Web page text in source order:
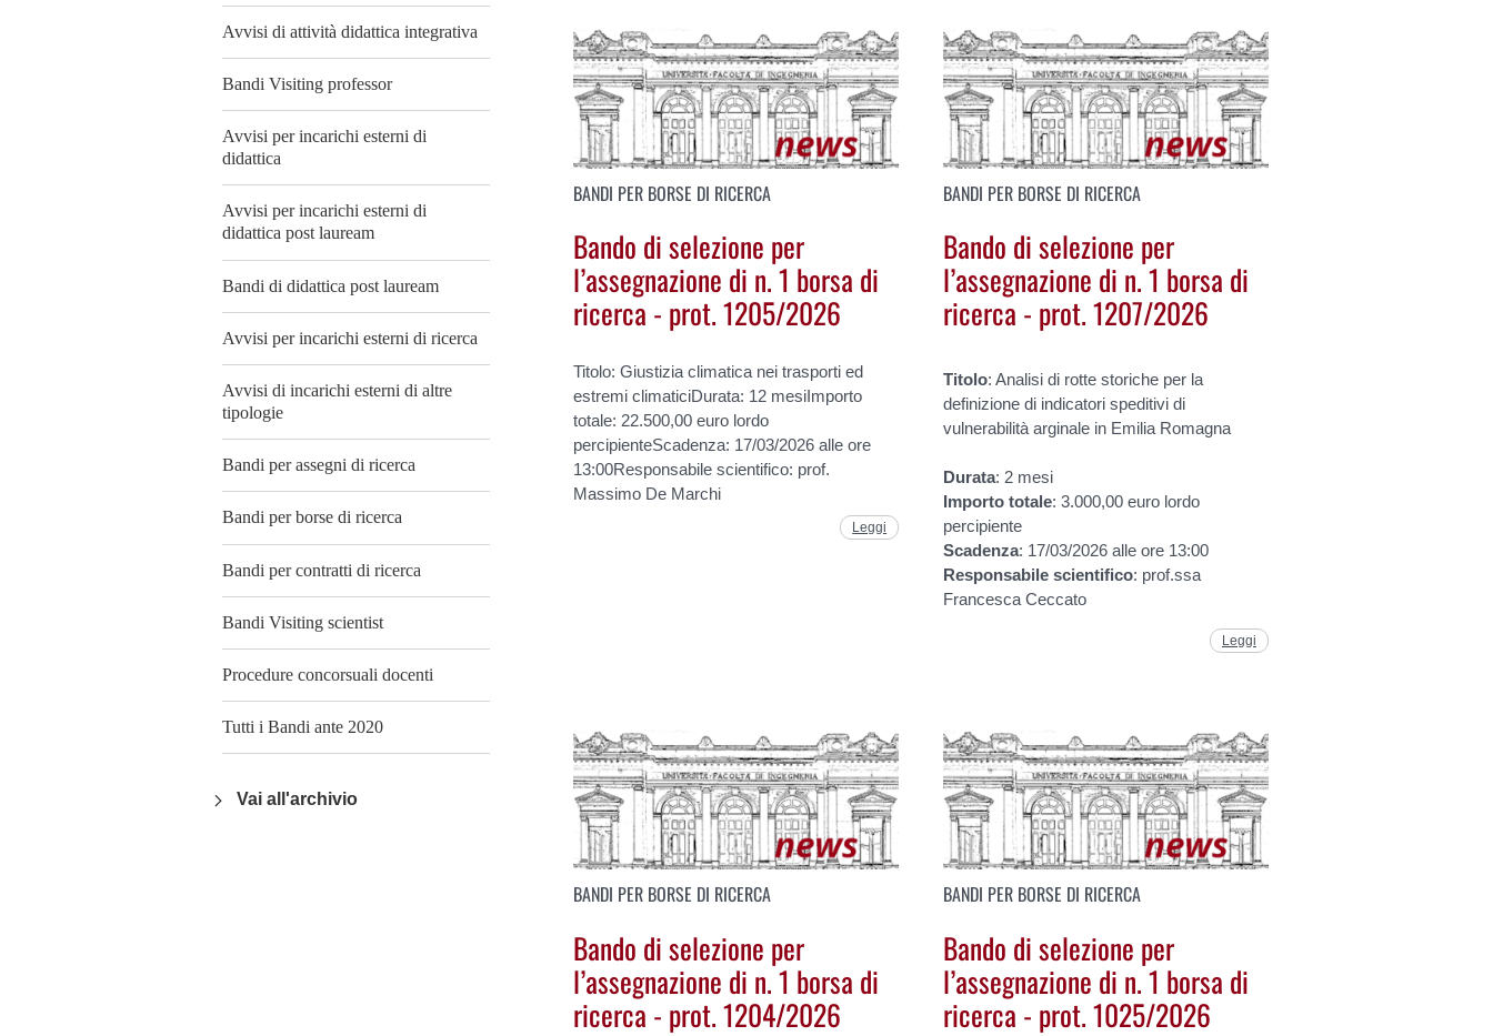
Avvisi di attività didattica integrativa
Bandi Visiting professor
Avvisi per incarichi esterni di
didattica
Avvisi per incarichi esterni di
didattica post lauream
Bandi di didattica post lauream
Avvisi per incarichi esterni di ricerca
Avvisi di incarichi esterni di altre
tipologie
Bandi per assegni di ricerca
Bandi per borse di ricerca
Bandi per contratti di ricerca
Bandi Visiting scientist
Procedure concorsuali docenti
Tutti i Bandi ante 2020
Vai all'archivio
BANDI PER BORSE DI RICERCA
Bando di selezione per
l’assegnazione di n. 1 borsa di
ricerca - prot. 1205/2026
Titolo: Giustizia climatica nei trasporti ed
estremi climaticiDurata: 12 mesiImporto
totale: 22.500,00 euro lordo
percipienteScadenza: 17/03/2026 alle ore
13:00Responsabile scientifico: prof.
Massimo De Marchi
Leggi
BANDI PER BORSE DI RICERCA
Bando di selezione per
l’assegnazione di n. 1 borsa di
ricerca - prot. 1207/2026
Titolo: Analisi di rotte storiche per la
definizione di indicatori speditivi di
vulnerabilità arginale in Emilia Romagna
Durata: 2 mesi
Importo totale: 3.000,00 euro lordo
percipiente
Scadenza: 17/03/2026 alle ore 13:00
Responsabile scientifico: prof.ssa
Francesca Ceccato
Leggi
BANDI PER BORSE DI RICERCA
Bando di selezione per
l’assegnazione di n. 1 borsa di
ricerca - prot. 1204/2026
BANDI PER BORSE DI RICERCA
Bando di selezione per
l’assegnazione di n. 1 borsa di
ricerca - prot. 1025/2026